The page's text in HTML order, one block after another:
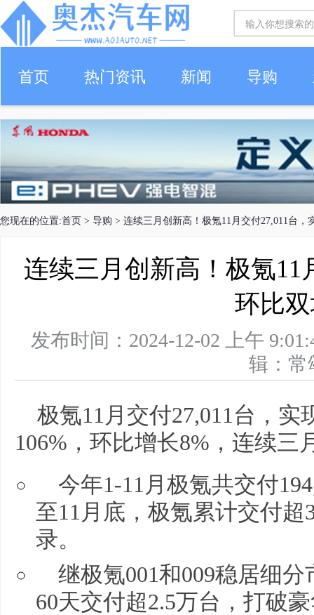
首页 热门资讯 新闻 导购
您现在的位置:首页 > 导购 > 连续三月创新高！极氪11月交付27,011台，
连续三月创新高！极氪11
环比
发布时间：2024-12-02 上午
辑：
极氪11月交付27,011台，
106%，环比增长8%，连续三
今年1-11月极氪共交付
至11月底，极氪累计交付
录。
继极氪001和009稳居细
60天交付超2.5万台，打破